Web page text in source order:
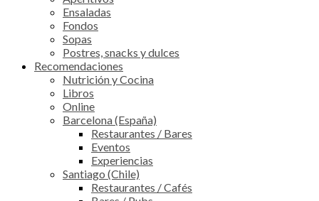
Ensaladas
Fondos
Sopas
Postres, snacks y dulces
Recomendaciones
Nutrición y Cocina
Libros
Online
Barcelona (España)
Restaurantes / Bares
Eventos
Experiencias
Santiago (Chile)
Restaurantes / Cafés